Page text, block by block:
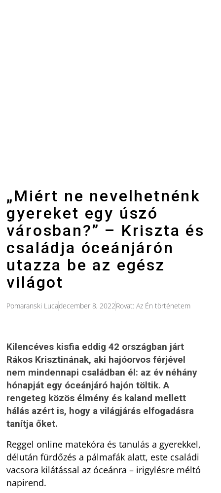
„Miért ne nevelhetnénk
gyereket egy úszó
városban?” – Kriszta és
családja óceánjárón
utazza be az egész
világot
Pomaranski Lucadecember 8, 2022Rovat:Az Én történetem
Kilencéves kisfia eddig 42 országban járt
Rákos Krisztinának, aki hajóorvos férjével
nem mindennapi családban él: az év néhány
hónapját egy óceánjáró hajón töltik. A
rengeteg közös élmény és kaland mellett
hálás azért is, hogy a világjárás elfogadásra
tanítja őket.
Reggel online matekóra és tanulás a gyerekkel,
délután fürdőzés a pálmafák alatt, este családi
vacsora kilátással az óceánra – irigylésre méltó
napirend.